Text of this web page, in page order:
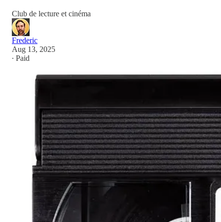
Club de lecture et cinéma
Frederic
Aug 13, 2025
∙ Paid